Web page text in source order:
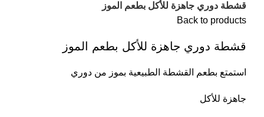
قشطة دوري جاهزة للأكل بطعم الموز
Back to products
قشطة دوري جاهزة للأكل بطعم الموز
استمتع بطعم القشطة الطبيعية بموز من دوري
جاهزة للأكل